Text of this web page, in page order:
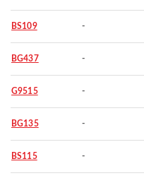
BS109 -
BG437 -
G9515 -
BG135 -
BS115 -